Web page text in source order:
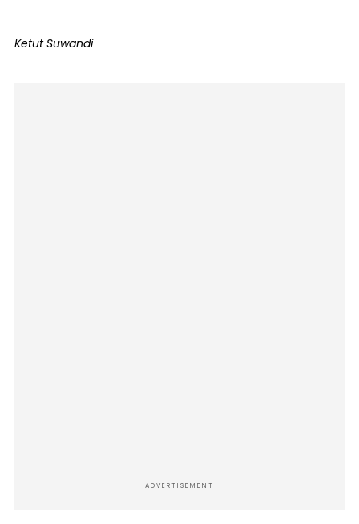
Ketut Suwandi
ADVERTISEMENT